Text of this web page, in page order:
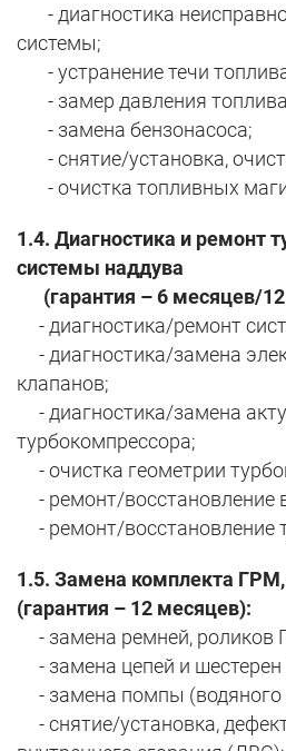
- диагностика
системы;
- устранение течи
- замер давления топлива
- замена бензонасоса;
- снятие/установка,
- очистка топливных
1.4. Диагностика и ремонт
системы наддува
(гарантия – 6 месяцев/
- диагностика/ремонт
- диагностика/замена
клапанов;
- диагностика/замена
турбокомпрессора;
- очистка геометрии
- ремонт/восстановление
- ремонт/восстановление
1.5. Замена комплекта
(гарантия – 12 месяцев):
- замена ремней, роликов
- замена цепей и
- замена помпы (водяного
- снятие/установка,